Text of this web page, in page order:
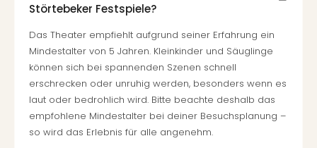
Störtebeker Festspiele?
Das Theater empfiehlt aufgrund seiner Erfahrung ein
Mindestalter von 5 Jahren. Kleinkinder und Säuglinge
können sich bei spannenden Szenen schnell
erschrecken oder unruhig werden, besonders wenn es
laut oder bedrohlich wird. Bitte beachte deshalb das
empfohlene Mindestalter bei deiner Besuchsplanung –
so wird das Erlebnis für alle angenehm.